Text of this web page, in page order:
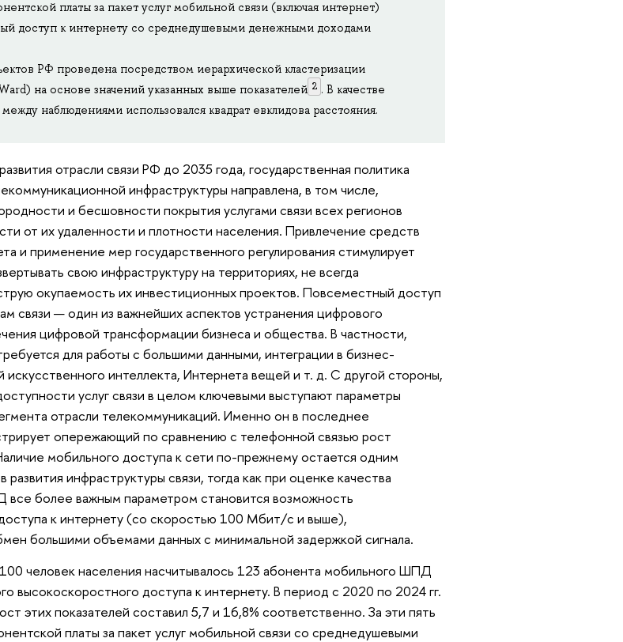
платы за пакет услуг мобильной связи (включая интернет)
доступ к интернету со среднедушевыми денежными доходами
РФ проведена посредством иерархической кластеризации
на основе значений указанных выше показателей 2 . В качестве
наблюдениями использовался квадрат евклидова расстояния.
отрасли связи РФ до 2035 года, государственная политика
инфраструктуры направлена, в том числе,
и бесшовности покрытия услугами связи всех регионов
от их удаленности и плотности населения. Привлечение средств
и применение мер государственного регулирования стимулирует
свою инфраструктуру на территориях, не всегда
окупаемость их инвестиционных проектов. Повсеместный доступ
связи — один из важнейших аспектов устранения цифрового
цифровой трансформации бизнеса и общества. В частности,
для работы с большими данными, интеграции в бизнес-
искусственного интеллекта, Интернета вещей и т. д. С другой стороны,
услуг связи в целом ключевыми выступают параметры
отрасли телекоммуникаций. Именно он в последнее
опережающий по сравнению с телефонной связью рост
мобильного доступа к сети по-прежнему остается одним
развития инфраструктуры связи, тогда как при оценке качества
более важным параметром становится возможность
к интернету (со скоростью 100 Мбит/с и выше),
большими объемами данных с минимальной задержкой сигнала.
человек населения насчитывалось 123 абонента мобильного ШПД
высокоскоростного доступа к интернету. В период с 2020 по 2024 гг.
этих показателей составил 5,7 и 16,8% соответственно. За эти пять
платы за пакет услуг мобильной связи со среднедушевыми